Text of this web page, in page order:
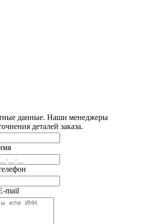
данные. Наши менеджеры
деталей заказа.
mail